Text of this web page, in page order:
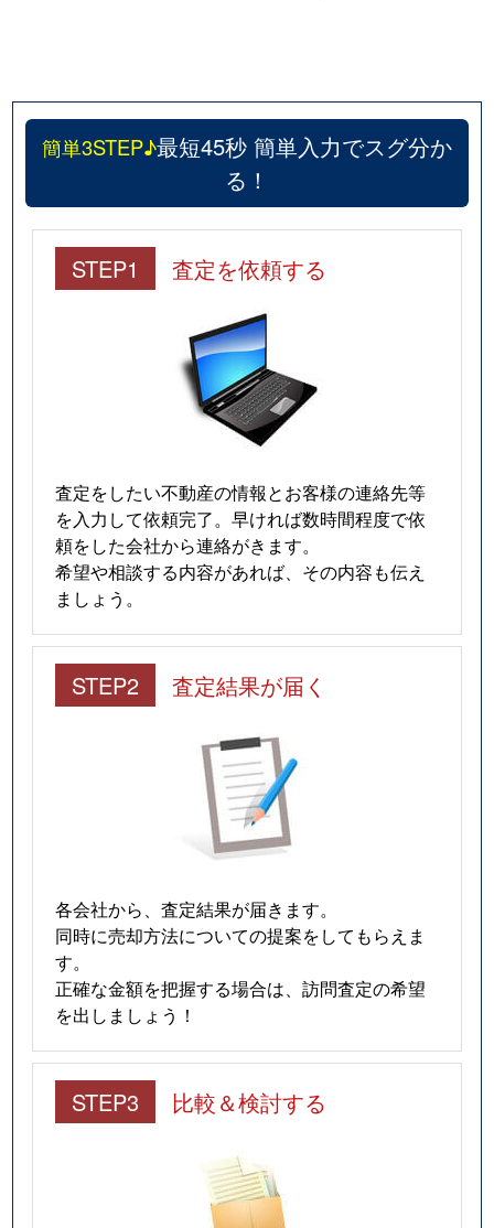
簡単3STEP♪最短45秒 簡単入力でスグ分か
る！
STEP1 査定を依頼する
査定をしたい不動産の情報とお客様の連絡先等
を入力して依頼完了。早ければ数時間程度で依
頼をした会社から連絡がきます。
希望や相談する内容があれば、その内容も伝え
ましょう。
STEP2 査定結果が届く
各会社から、査定結果が届きます。
同時に売却方法についての提案をしてもらえま
す。
正確な金額を把握する場合は、訪問査定の希望
を出しましょう！
STEP3 比較＆検討する